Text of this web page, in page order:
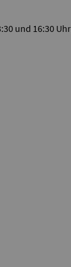
und 16:30